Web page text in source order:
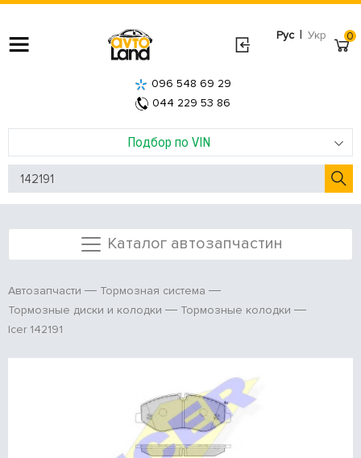
Рус | Укр
Подбор по VIN
096 548 69 29
044 229 53 86
0
Каталог автозапчастин
Автозапчасти
Тормозная система
Тормозные диски и колодки
Тормозные колодки
Icer 142191